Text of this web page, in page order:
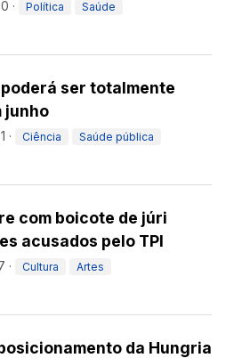
· Política Saúde
ser totalmente
junho
· Ciência Saúde pública
com boicote de júri
acusados pelo TPI
· Cultura Artes
da Hungria